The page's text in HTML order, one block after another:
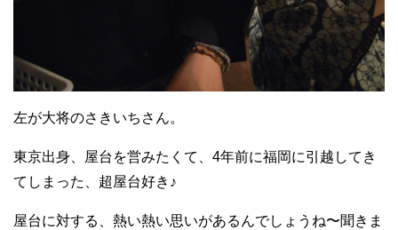
左が大将のさきいちさん。
東京出身、屋台を営みたくて、4年前に福岡に引越してき
てしまった、超屋台好き♪
屋台に対する、熱い熱い思いがあるんでしょうね〜聞きま